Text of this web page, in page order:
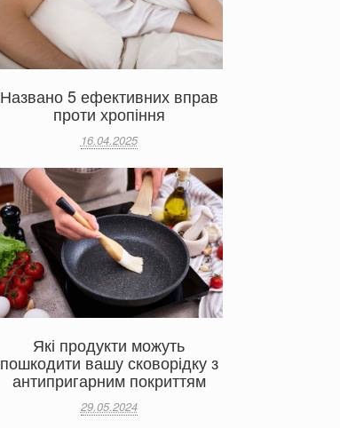
Названо 5 ефективних вправ
проти хропіння
16.04.2025
Які продукти можуть
пошкодити вашу сковорідку з
антипригарним покриттям
29.05.2024